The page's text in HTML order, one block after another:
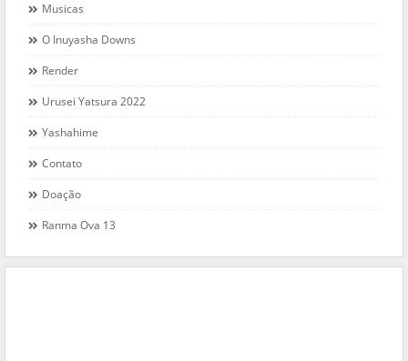
Musicas
O Inuyasha Downs
Render
Urusei Yatsura 2022
Yashahime
Contato
Doação
Ranma Ova 13